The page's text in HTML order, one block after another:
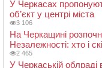
У Черкасах
об’єкт у центрі міста
3 106
На Черкащині
Незалежності: хто і
2 465
У Черкаській